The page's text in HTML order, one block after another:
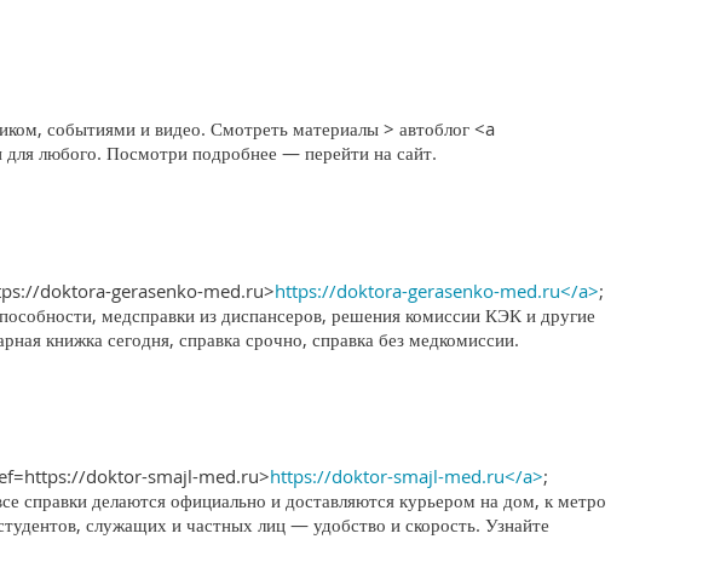
событиями и видео. Смотреть материалы > автоблог <a
для любого. Посмотри подробнее — перейти на сайт.
doktora-gerasenko-med.ru>https://doktora-gerasenko-med.ru</a>;
медсправки из диспансеров, решения комиссии КЭК и другие
книжка сегодня, справка срочно, справка без медкомиссии.
doktor-smajl-med.ru>https://doktor-smajl-med.ru</a>;
делаются официально и доставляются курьером на дом, к метро
служащих и частных лиц — удобство и скорость. Узнайте